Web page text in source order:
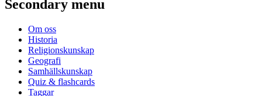
Secondary menu
Om oss
Historia
Religionskunskap
Geografi
Samhällskunskap
Quiz & flashcards
Taggar